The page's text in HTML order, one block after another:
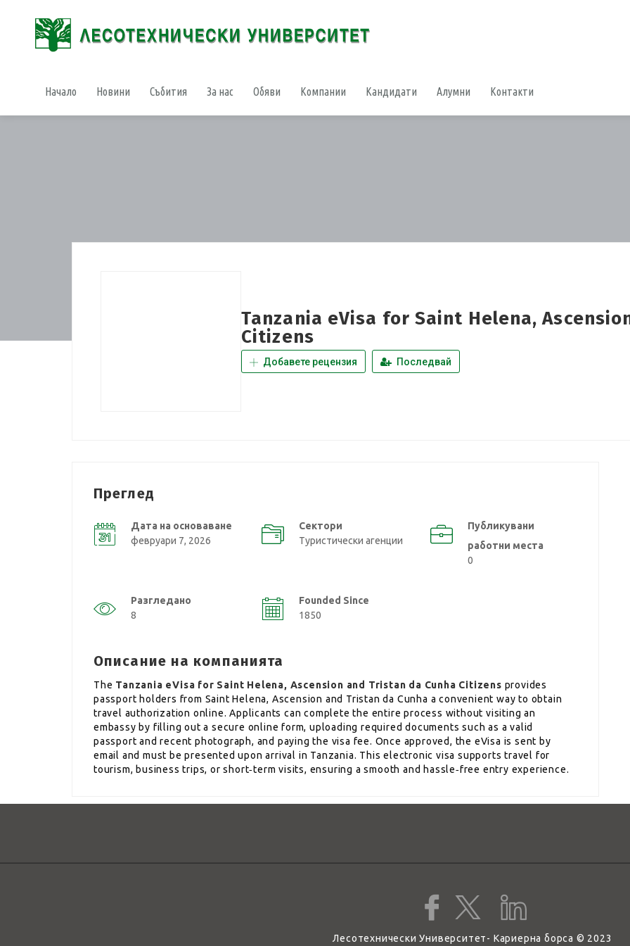
Начало Новини Събития За нас Обяви Компании Кандидати Алумни Контакти
Tanzania eVisa for Saint Helena,
Citizens
Добавете рецензия Последвай
Преглед
Дата на основаване
февруари 7, 2026
Сектори
Туристически агенции
Публикувани
работни места
0
Разгледано
8
Founded Since
1850
Описание на компанията
The Tanzania eVisa for Saint Helena, Ascension and Tristan da Cunha Citizens provides
passport holders from Saint Helena, Ascension and Tristan da Cunha a convenient way to obtain
travel authorization online. Applicants can complete the entire process without visiting an
embassy by filling out a secure online form, uploading required documents such as a valid
passport and recent photograph, and paying the visa fee. Once approved, the eVisa is sent by
email and must be presented upon arrival in Tanzania. This electronic visa supports travel for
tourism, business trips, or short‑term visits, ensuring a smooth and hassle‑free entry experience.
Лесотехнически Университет- Кариерна борса © 2023